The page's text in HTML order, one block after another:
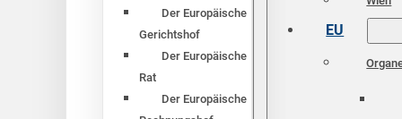
Der Europäische
Gerichtshof
Der Europäische
Rat
Der Europäische
EU